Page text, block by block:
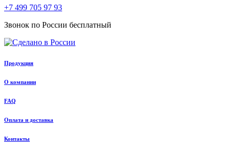
+7 499 705 97 93
Звонок по России бесплатный
Продукция
О компании
FAQ
Оплата и доставка
Контакты